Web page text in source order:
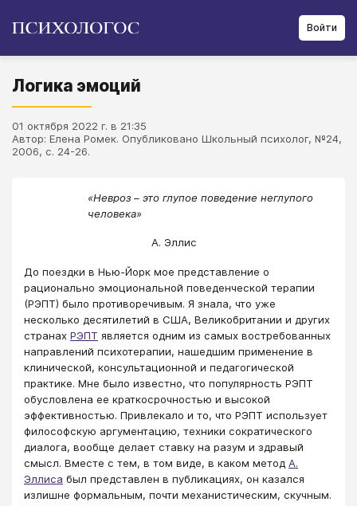
Войти
Логика эмоций
01 октября 2022 г. в 21:35
Автор: Елена Ромек. Опубликовано Школьный психолог, №24,
2006, с. 24-26.
«Невроз – это глупое поведение неглупого
человека»
А. Эллис
До поездки в Нью-Йорк мое представление о
рационально эмоциональной поведенческой терапии
(РЭПТ) было противоречивым. Я знала, что уже
несколько десятилетий в США, Великобритании и других
странах РЭПТ является одним из самых востребованных
направлений психотерапии, нашедшим применение в
клинической, консультационной и педагогической
практике. Мне было известно, что популярность РЭПТ
обусловлена ее краткосрочностью и высокой
эффективностью. Привлекало и то, что РЭПТ использует
философскую аргументацию, техники сократического
диалога, вообще делает ставку на разум и здравый
смысл. Вместе с тем, в том виде, в каком метод А.
Эллиса был представлен в публикациях, он казался
излишне формальным, почти механистическим, скучным.